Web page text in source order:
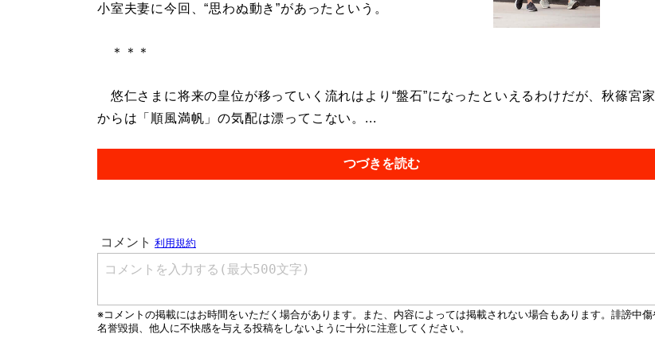
小室夫妻に今回、“思わぬ動き”があったという。
＊＊＊
悠仁さまに将来の皇位が移っていく流れはより“盤石”になったといえるわけだが、秋篠宮家
からは「順風満帆」の気配は漂ってこない。...
つづきを読む